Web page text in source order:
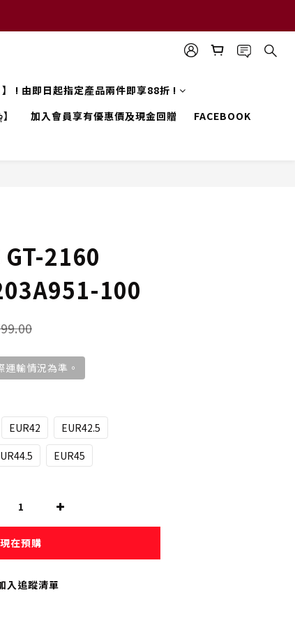
】 ! 由即日起指定產品兩件即享88折 !
加入會員享有優惠價及現金回贈
FACEBOOK
GT-2160
100
輸情況為準。
EUR42
EUR42.5
EUR45
現在預購
入追蹤清單